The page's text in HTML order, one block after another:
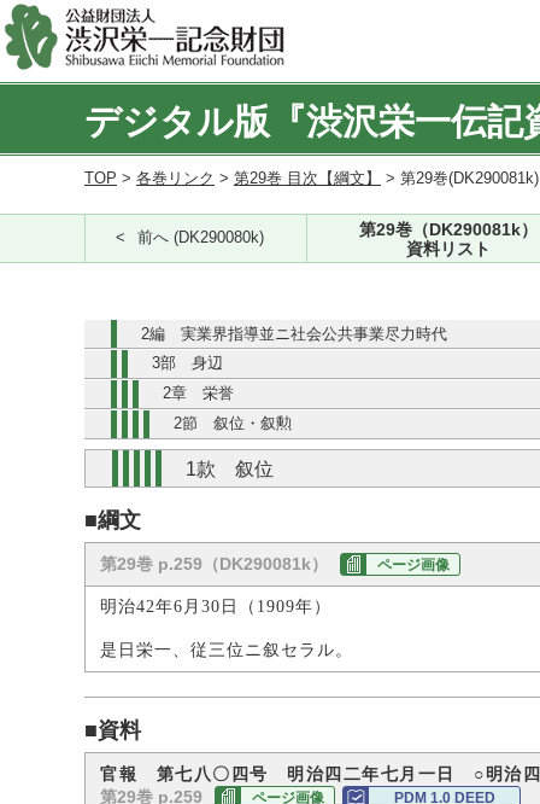
デジタル版『渋沢栄一伝記
TOP > 各巻リンク > 第29巻 目次【綱文】 > 第29巻
前へ (DK290080k)
第29巻（DK290081k）
資料リスト
2編 実業界指導並ニ社会公共事業尽力時代
3部 身辺
2章 栄誉
2節 叙位・叙勲
1款 叙位
■綱文
第29巻 p.259（DK290081k） ページ画像
明治42年6月30日（1909年）
是日栄一、従三位ニ叙セラル。
■資料
官報 第七八〇四号 明治四二年七月一日 ○明治四
第29巻 p.259 ページ画像 PDM 1.0 DEED